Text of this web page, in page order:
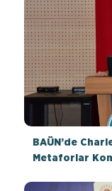
BAÜN’de
Metaforlar